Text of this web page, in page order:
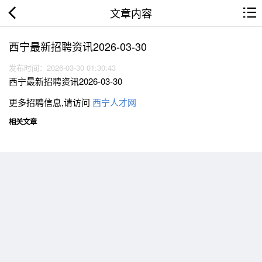
文章内容
西宁最新招聘资讯2026-03-30
发布时间：2026-03-30 01:30:43
西宁最新招聘资讯2026-03-30
更多招聘信息,请访问 西宁人才网
相关文章